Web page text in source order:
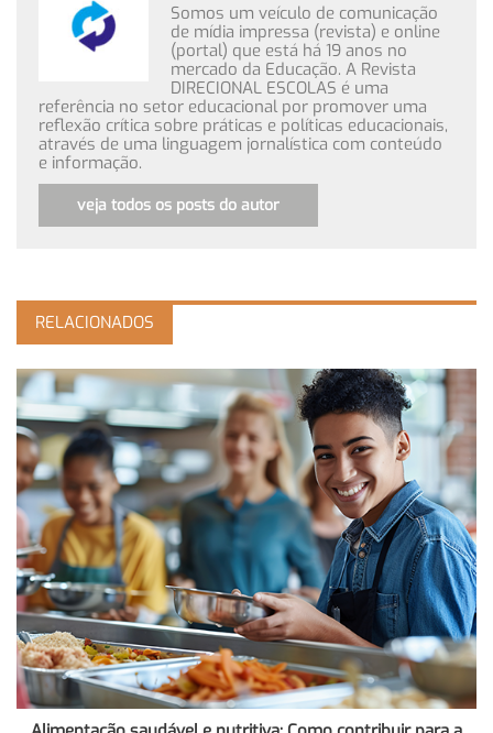
Somos um veículo de comunicação
de mídia impressa (revista) e online
(portal) que está há 19 anos no
mercado da Educação. A Revista
DIRECIONAL ESCOLAS é uma
referência no setor educacional por promover uma
reflexão crítica sobre práticas e políticas educacionais,
através de uma linguagem jornalística com conteúdo
e informação.
veja todos os posts do autor
RELACIONADOS